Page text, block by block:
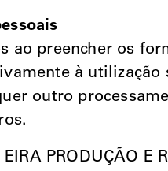
ao preencher os
à utilização
outro
PRODUÇÃO E